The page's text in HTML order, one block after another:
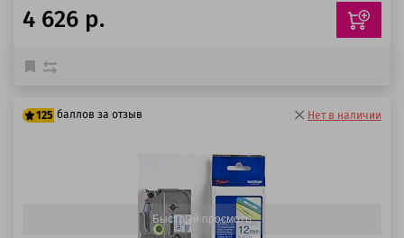
4 626 р.
125 баллов за отзыв Нет в наличии
Быстрый просмотр